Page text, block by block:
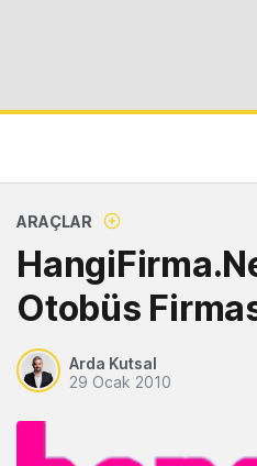
ARAÇLAR
Otobüs
Arda Kutsal
29 Ocak 2010